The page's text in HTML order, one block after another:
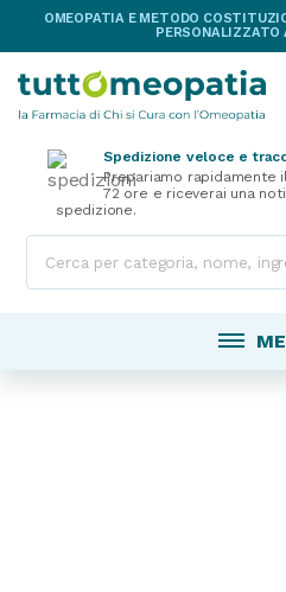
OMEOPATIA E METODO
PERSONALIZZATO
Spedizione veloce e
Prepariamo rapidamente
72 ore e riceverai una
spedizione.